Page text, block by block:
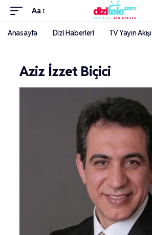
Aa
Anasayfa Dizi Haberleri TV Yayın Akışı
Aziz İzzet Biçici